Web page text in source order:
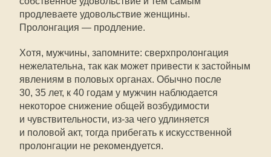
продлеваете удовольствие женщины.
Пролонгация — продление.
Хотя, мужчины, запомните: сверхпролонгация
нежелательна, так как может привести к застойным
явлениям в половых органах. Обычно после
30, 35 лет, к 40 годам у мужчин наблюдается
некоторое снижение общей возбудимости
и чувствительности, из-за чего удлиняется
и половой акт, тогда прибегать к искусственной
пролонгации не рекомендуется.